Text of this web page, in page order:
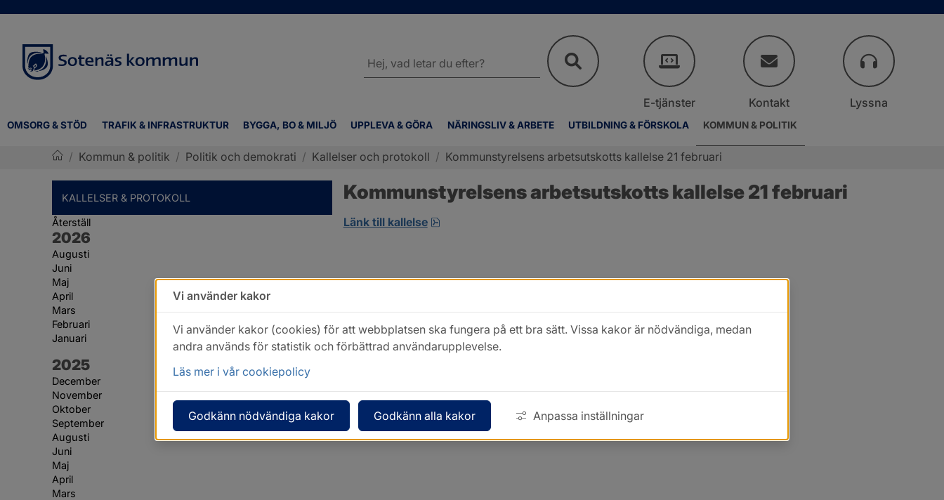
OMSORG & STÖD TRAFIK & INFRASTRUKTUR BYGGA, BO & MILJÖ UPPLEVA & GÖRA NÄRINGSLIV & ARBETE UTBILDNING & FÖRSKOLA KOMMUN & POLITIK
webbplatsen
E-tjänster Kontakt Lyssna
/ Kommun & politik / Politik och demokrati / Kallelser och protokoll / Kommunstyrelsens arbetsutskotts kallelse 21 februari
KALLELSER & PROTOKOLL
Återställ
År:
2026
Augusti
Juni
Maj
April
Mars
Februari
Januari
År:
2025
December
November
Oktober
September
Augusti
Juni
Maj
April
Mars
Kommunstyrelsens arbetsutskotts kallelse 21 februari
Länk till kallelse pdf, öppnas i nytt fönster.
Vi använder kakor
Vi använder kakor (cookies) för att webbplatsen ska fungera på ett bra sätt. Vissa kakor är nödvändiga, medan
andra används för statistik och förbättrad användarupplevelse.
Läs mer i vår cookiepolicy
Godkänn nödvändiga kakor Godkänn alla kakor Anpassa inställningar